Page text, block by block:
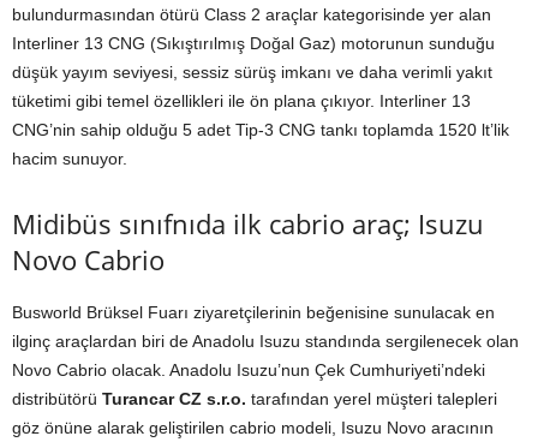
bulundurmasından ötürü Class 2 araçlar kategorisinde yer alan
Interliner 13 CNG (Sıkıştırılmış Doğal Gaz) motorunun sunduğu
düşük yayım seviyesi, sessiz sürüş imkanı ve daha verimli yakıt
tüketimi gibi temel özellikleri ile ön plana çıkıyor. Interliner 13
CNG’nin sahip olduğu 5 adet Tip-3 CNG tankı toplamda 1520 lt’lik
hacim sunuyor.
Midibüs sınıfnıda ilk cabrio araç; Isuzu
Novo Cabrio
Busworld Brüksel Fuarı ziyaretçilerinin beğenisine sunulacak en
ilginç araçlardan biri de Anadolu Isuzu standında sergilenecek olan
Novo Cabrio olacak. Anadolu Isuzu’nun Çek Cumhuriyeti’ndeki
distribütörü Turancar CZ s.r.o. tarafından yerel müşteri talepleri
göz önüne alarak geliştirilen cabrio modeli, Isuzu Novo aracının